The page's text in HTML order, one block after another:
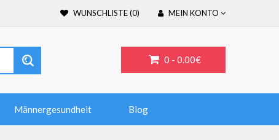
WUNSCHLISTE (0) MEIN KONTO
0 - 0.00€
Männergesundheit Blog